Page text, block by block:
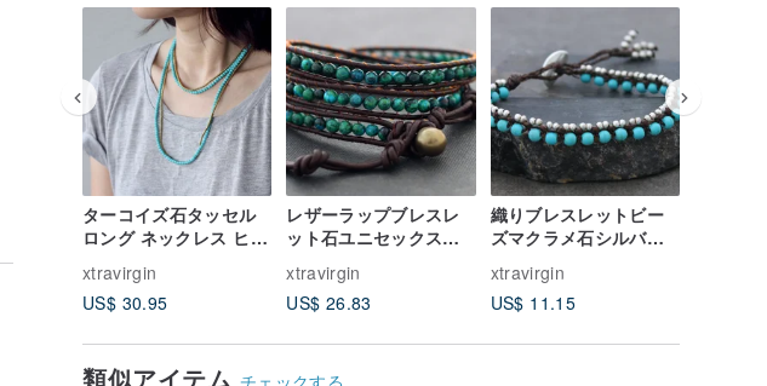
ターコイズ石タッセル
ロング ネックレス ヒッ
ックレス
xtravirgin
US$ 30.95
レザーラップブレスレ
ット石ユニセックス自
イトビーズレザー
xtravirgin
US$ 26.83
織りブレスレットビー
ズマクラメ石シルバー
生きる
xtravirgin
US$ 11.15
類似アイテム